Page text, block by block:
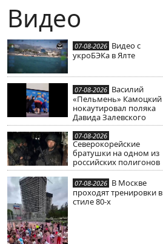
Видео
07-08-2026 Видео с
укроБЭКа в Ялте
07-08-2026 Василий
«Пельмень» Камоцкий
нокаутировал поляка
Давида Залевского
07-08-2026
Северокорейские
братушки на одном из
российских полигонов
07-08-2026 В Москве
проходят тренировки в
стиле 80-х